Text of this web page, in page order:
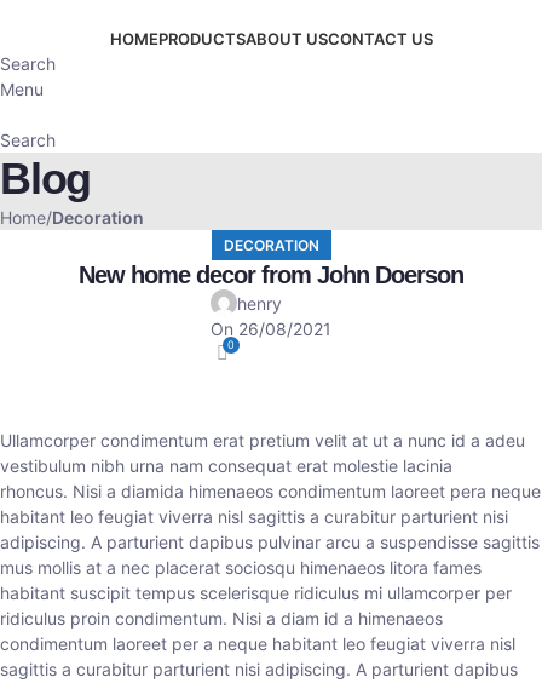
HOMEPRODUCTSABOUT USCONTACT US
Search
Menu
Search
Blog
Home Decoration
DECORATION
New home decor from John Doerson
henry
On 26/08/2021
0
Ullamcorper condimentum erat pretium velit at ut a nunc id a adeu
vestibulum nibh urna nam consequat erat molestie lacinia
rhoncus. Nisi a diamida himenaeos condimentum laoreet pera neque
habitant leo feugiat viverra nisl sagittis a curabitur parturient nisi
adipiscing. A parturient dapibus pulvinar arcu a suspendisse sagittis
mus mollis at a nec placerat sociosqu himenaeos litora fames
habitant suscipit tempus scelerisque ridiculus mi ullamcorper per
ridiculus proin condimentum. Nisi a diam id a himenaeos
condimentum laoreet per a neque habitant leo feugiat viverra nisl
sagittis a curabitur parturient nisi adipiscing. A parturient dapibus